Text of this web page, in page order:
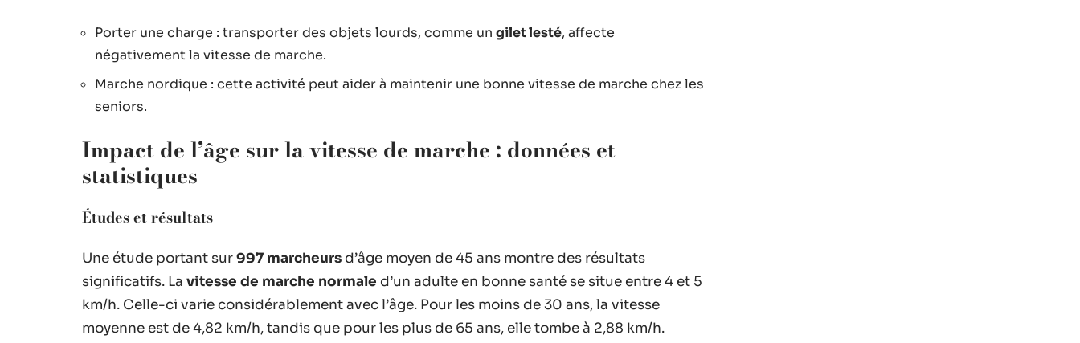
Porter une charge : transporter des objets lourds, comme un gilet lesté, affecte
négativement la vitesse de marche.
Marche nordique : cette activité peut aider à maintenir une bonne vitesse de marche chez les
seniors.
Impact de l’âge sur la vitesse de marche : données et
statistiques
Études et résultats
Une étude portant sur997 marcheurs d’âge moyen de 45 ans montre des résultats
significatifs. La vitesse de marche normale d’un adulte en bonne santé se situe entre 4 et 5
km/h. Celle-ci varie considérablement avec l’âge. Pour les moins de 30 ans, la vitesse
moyenne est de 4,82 km/h, tandis que pour les plus de 65 ans, elle tombe à 2,88 km/h.